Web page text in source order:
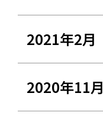
2021年2月
2020年11月